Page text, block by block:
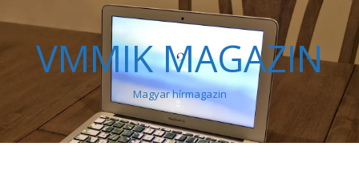
VMMIK MAGAZIN
Magyar hírmagazin